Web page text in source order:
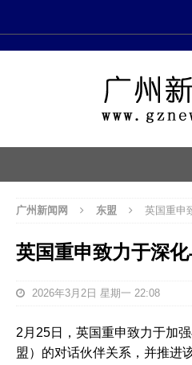
广州新闻网 东盟 英国重申
英国重申致力于深
2026年3月2日 星期一 22:08
2月25日，英国重申致力于加
盟）的对话伙伴关系，并推进